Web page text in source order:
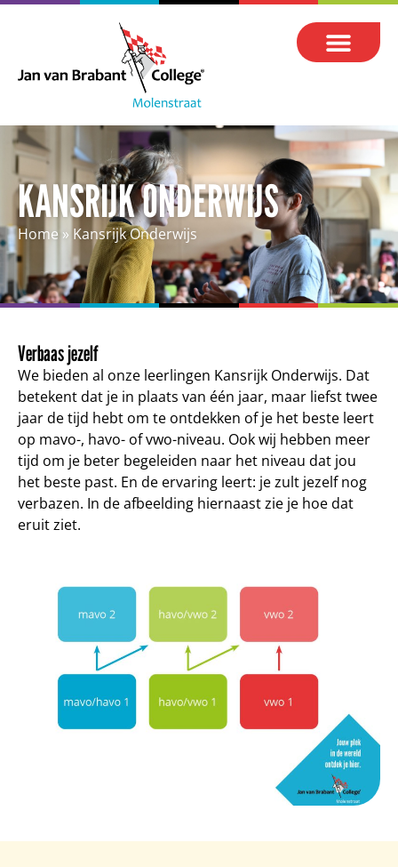
KANSRIJK ONDERWIJS
Home » Kansrijk Onderwijs
Verbaas jezelf
We bieden al onze leerlingen Kansrijk Onderwijs. Dat
betekent dat je in plaats van één jaar, maar liefst twee
jaar de tijd hebt om te ontdekken of je het beste leert
op mavo-, havo- of vwo-niveau. Ook wij hebben meer
tijd om je beter begeleiden naar het niveau dat jou
het beste past. En de ervaring leert: je zult jezelf nog
verbazen. In de afbeelding hiernaast zie je hoe dat
eruit ziet.